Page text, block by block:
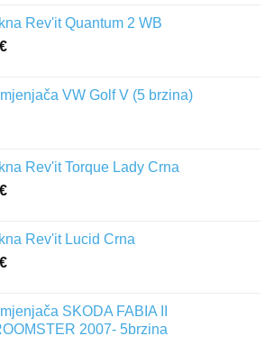
Rev'it Quantum 2 WB
€
VW Golf V (5 brzina)
Rev'it Torque Lady Crna
€
Rev'it Lucid Crna
€
SKODA FABIA II
2007- 5brzina